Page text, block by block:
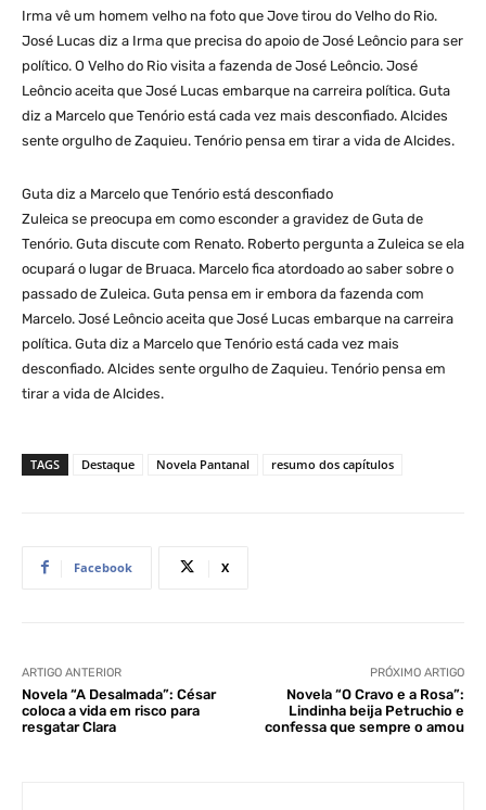
Irma vê um homem velho na foto que Jove tirou do Velho do Rio.
José Lucas diz a Irma que precisa do apoio de José Leôncio para ser
político. O Velho do Rio visita a fazenda de José Leôncio. José
Leôncio aceita que José Lucas embarque na carreira política. Guta
diz a Marcelo que Tenório está cada vez mais desconfiado. Alcides
sente orgulho de Zaquieu. Tenório pensa em tirar a vida de Alcides.
Guta diz a Marcelo que Tenório está desconfiado
Zuleica se preocupa em como esconder a gravidez de Guta de
Tenório. Guta discute com Renato. Roberto pergunta a Zuleica se ela
ocupará o lugar de Bruaca. Marcelo fica atordoado ao saber sobre o
passado de Zuleica. Guta pensa em ir embora da fazenda com
Marcelo. José Leôncio aceita que José Lucas embarque na carreira
política. Guta diz a Marcelo que Tenório está cada vez mais
desconfiado. Alcides sente orgulho de Zaquieu. Tenório pensa em
tirar a vida de Alcides.
TAGS Destaque Novela Pantanal resumo dos capítulos
Facebook X
ARTIGO ANTERIOR
Novela “A Desalmada”: César
coloca a vida em risco para
resgatar Clara
PRÓXIMO ARTIGO
Novela “O Cravo e a Rosa”:
Lindinha beija Petruchio e
confessa que sempre o amou